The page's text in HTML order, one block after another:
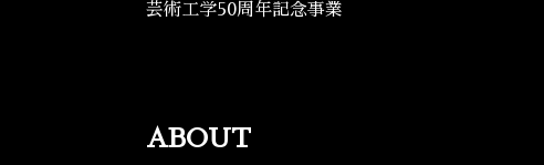
芸術工学50周年記念事業
ABOUT